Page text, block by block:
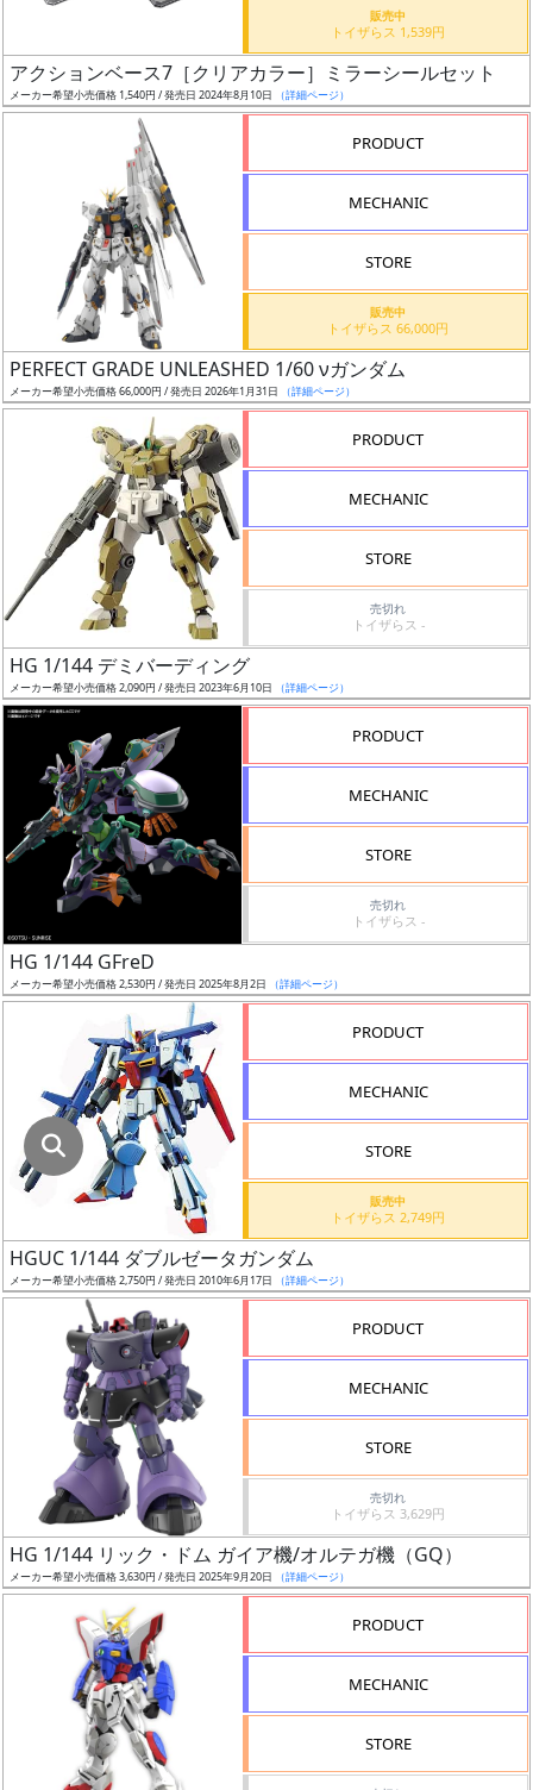
再
引
店
舗
た
店
最
安
値
ボ
ス
ア
タ
ー
販売中
トイザらス 1,539円
アクションベース7［クリアカラー］ミラーシールセット
メーカー希望小売価格 1,540円 / 発売日 2024年8月10日 （詳細ページ）
PRODUCT
MECHANIC
STORE
販売中
トイザらス 66,000円
PERFECT GRADE UNLEASHED 1/60 νガンダム
メーカー希望小売価格 66,000円 / 発売日 2026年1月31日 （詳細ページ）
PRODUCT
MECHANIC
STORE
売切れ
トイザらス -
HG 1/144 デミバーディング
メーカー希望小売価格 2,090円 / 発売日 2023年6月10日 （詳細ページ）
PRODUCT
MECHANIC
STORE
売切れ
トイザらス -
HG 1/144 GFreD
メーカー希望小売価格 2,530円 / 発売日 2025年8月2日 （詳細ページ）
PRODUCT
MECHANIC
STORE
販売中
トイザらス 2,749円
HGUC 1/144 ダブルゼータガンダム
メーカー希望小売価格 2,750円 / 発売日 2010年6月17日 （詳細ページ）
PRODUCT
MECHANIC
STORE
売切れ
トイザらス 3,629円
HG 1/144 リック・ドム ガイア機/オルテガ機（GQ）
メーカー希望小売価格 3,630円 / 発売日 2025年9月20日 （詳細ページ）
PRODUCT
MECHANIC
STORE